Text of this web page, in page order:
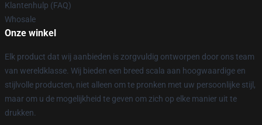
Klantenhulp (FAQ)
Whosale
Onze winkel
Elk product dat wij aanbieden is zorgvuldig ontworpen door ons team
van wereldklasse. Wij bieden een breed scala aan hoogwaardige en
stijlvolle producten, niet alleen om te pronken met uw persoonlijke stijl,
maar om u de mogelijkheid te geven om zich op elke manier uit te
drukken.